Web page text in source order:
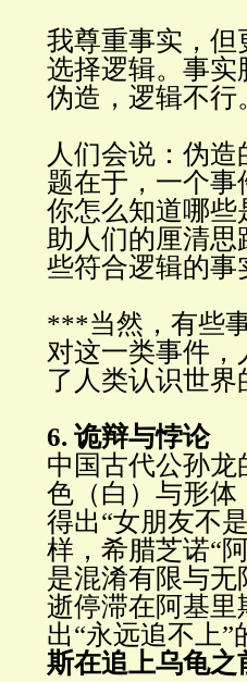
我尊重事实，但
选择逻辑。事实
伪造，逻辑不行
人们会说：伪
题在于，一个
你怎么知道哪些
助人们的厘清
些符合逻辑的事
***当然，有些
对这一类事件
了人类认识世界
6. 诡辩与悖论
中国古代公孙龙
色（白）与形体
得出“女朋友不
样，希腊芝诺“
是混淆有限与
逝停滞在阿基里
出“永远追不上”
斯在追上乌龟之